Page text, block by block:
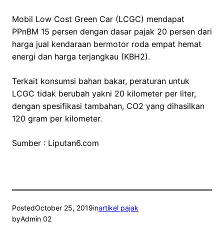
Mobil Low Cost Green Car (LCGC) mendapat
PPnBM 15 persen dengan dasar pajak 20 persen dari
harga jual kendaraan bermotor roda empat hemat
energi dan harga terjangkau (KBH2).
Terkait konsumsi bahan bakar, peraturan untuk
LCGC tidak berubah yakni 20 kilometer per liter,
dengan spesifikasi tambahan, CO2 yang dihasilkan
120 gram per kilometer.
Sumber : Liputan6.com
PostedOctober 25, 2019inartikel pajak
byAdmin 02